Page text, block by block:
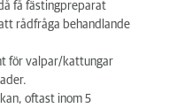
få fästingpreparat
rådfråga behandlande
för valpar/kattungar
oftast inom 5